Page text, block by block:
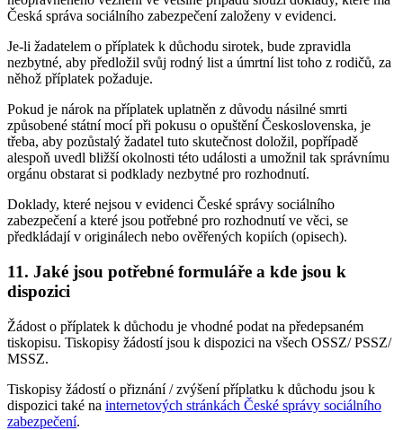
Česká správa sociálního zabezpečení založeny v evidenci.
Je-li žadatelem o příplatek k důchodu sirotek, bude zpravidla
nezbytné, aby předložil svůj rodný list a úmrtní list toho z rodičů, za
něhož příplatek požaduje.
Pokud je nárok na příplatek uplatněn z důvodu násilné smrti
způsobené státní mocí při pokusu o opuštění Československa, je
třeba, aby pozůstalý žadatel tuto skutečnost doložil, popřípadě
alespoň uvedl bližší okolnosti této události a umožnil tak správnímu
orgánu obstarat si podklady nezbytné pro rozhodnutí.
Doklady, které nejsou v evidenci České správy sociálního
zabezpečení a které jsou potřebné pro rozhodnutí ve věci, se
předkládají v originálech nebo ověřených kopiích (opisech).
11. Jaké jsou potřebné formuláře a kde jsou k
dispozici
Žádost o příplatek k důchodu je vhodné podat na předepsaném
tiskopisu. Tiskopisy žádostí jsou k dispozici na všech OSSZ/ PSSZ/
MSSZ.
Tiskopisy žádostí o přiznání / zvýšení příplatku k důchodu jsou k
dispozici také na internetových stránkách České správy sociálního
zabezpečení.